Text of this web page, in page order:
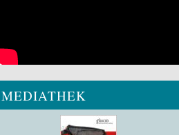
MEDIATHEK